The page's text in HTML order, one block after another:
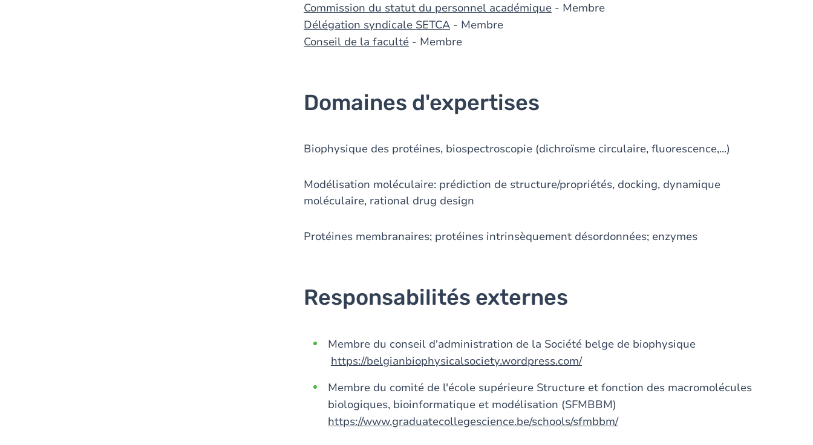
Commission du statut du personnel académique - Membre
Délégation syndicale SETCA - Membre
Conseil de la faculté - Membre
Domaines d'expertises
Biophysique des protéines, biospectroscopie (dichroïsme circulaire, fluorescence,...)
Modélisation moléculaire: prédiction de structure/propriétés, docking, dynamique
moléculaire, rational drug design
Protéines membranaires; protéines intrinsèquement désordonnées; enzymes
Responsabilités externes
Membre du conseil d'administration de la Société belge de biophysique
https://belgianbiophysicalsociety.wordpress.com/
Membre du comité de l'école supérieure Structure et fonction des macromolécules
biologiques, bioinformatique et modélisation (SFMBBM)
https://www.graduatecollegescience.be/schools/sfmbbm/